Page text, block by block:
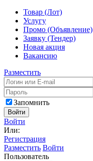
Товар (Лот)
Услугу
Промо (Объявление)
Заявку (Тендер)
Новая акция
Вакансию
Разместить
Запомнить
Войти
Войти
Или:
Регистрация
Разместить Войти
Пользователь